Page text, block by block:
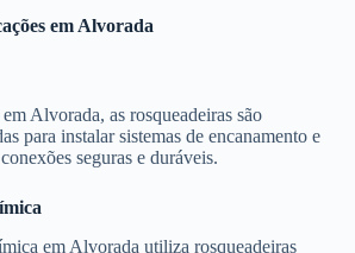
em Alvorada
Alvorada, as rosqueadeiras são
para instalar sistemas de encanamento e
seguras e duráveis.
em Alvorada utiliza rosqueadeiras